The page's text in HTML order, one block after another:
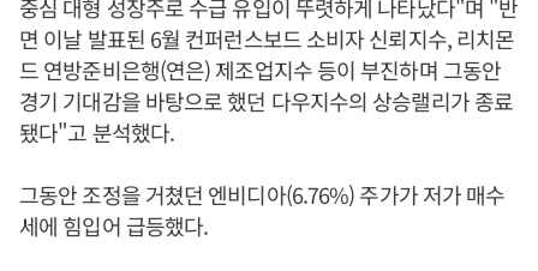
중심 대형 성장주로 수급 유입이 뚜렷하게 나타났다"며 "반
면 이날 발표된 6월 컨퍼런스보드 소비자 신뢰지수, 리치몬
드 연방준비은행(연은) 제조업지수 등이 부진하며 그동안
경기 기대감을 바탕으로 했던 다우지수의 상승랠리가 종료
됐다"고 분석했다.
그동안 조정을 거쳤던 엔비디아(6.76%) 주가가 저가 매수
세에 힘입어 급등했다.